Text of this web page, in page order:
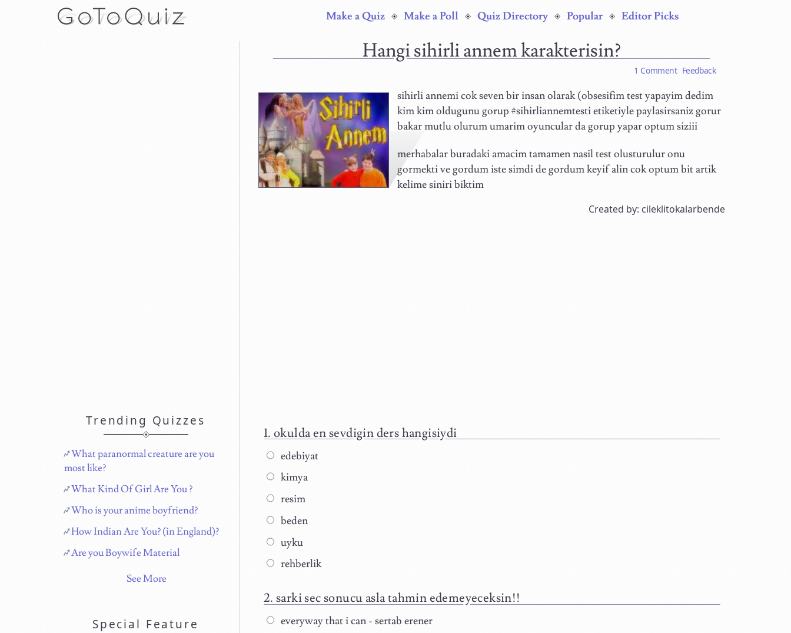
Make a Quiz Make a Poll Quiz Directory Popular Editor Picks
hangi sihirli annem karakterisin?
1 Comment Feedback
sihirli annemi cok seven bir insan olarak (obsesifim test yapayim dedim
kim kim oldugunu gorup #sihirliannemtesti etiketiyle paylasirsaniz gorur
bakar mutlu olurum umarim oyuncular da gorup yapar optum siziii
merhabalar buradaki amacim tamamen nasil test olusturulur onu
gormekti ve gordum iste simdi de gordum keyif alin cok optum bit artik
kelime siniri biktim
Created by: cileklitokalarbende
okulda en sevdigin ders hangisiydi
edebiyat
kimya
resim
beden
uyku
rehberlik
sarki sec sonucu asla tahmin edemeyeceksin!!
everyway that i can - sertab erener
Trending Quizzes
What paranormal creature are you
most like?
What Kind Of Girl Are You ?
Who is your anime boyfriend?
How Indian Are You? (in England)?
Are you Boywife Material
See More
Special Feature